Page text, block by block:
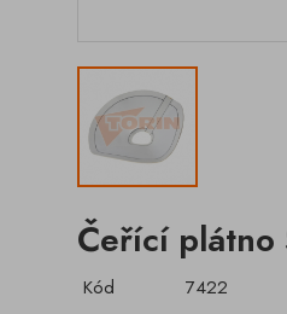
Čeřící plátno
Kód
7422